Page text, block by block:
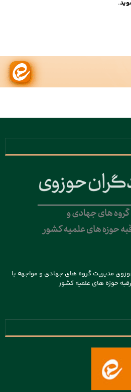
.
مدیریت گروه های جهادی و مواجهه با
حوزه های علمیه کشور